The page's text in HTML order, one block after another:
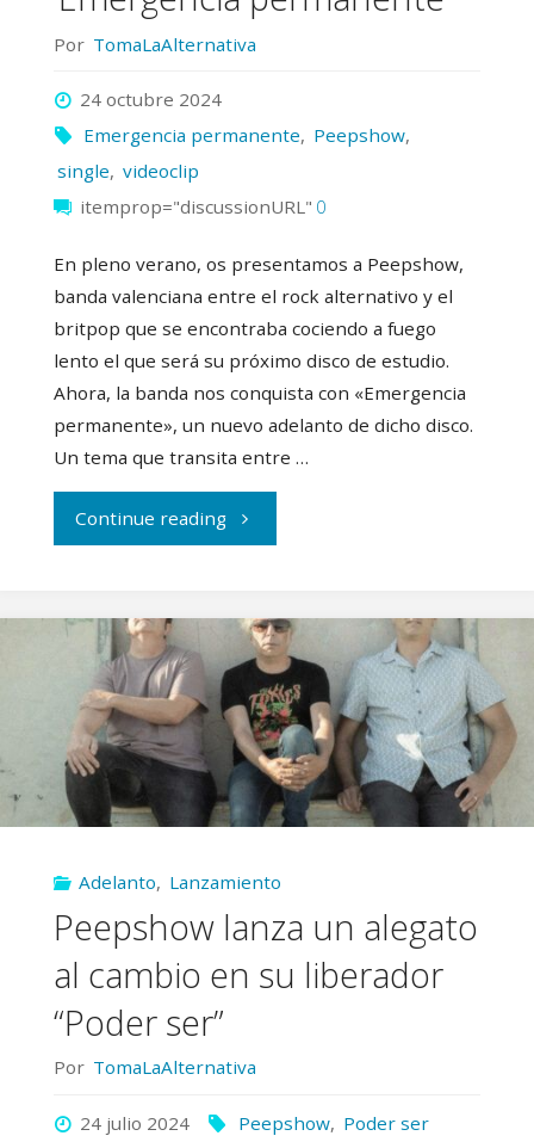
Por TomaLaAlternativa
24 octubre 2024
Emergencia permanente, Peepshow,
single, videoclip
itemprop="discussionURL" 0
En pleno verano, os presentamos a Peepshow,
banda valenciana entre el rock alternativo y el
britpop que se encontraba cociendo a fuego
lento el que será su próximo disco de estudio.
Ahora, la banda nos conquista con «Emergencia
permanente», un nuevo adelanto de dicho disco.
Un tema que transita entre …
Continue reading"Peepshow
‘Emergencia
permanente’"
Adelanto, Lanzamiento
Peepshow lanza un alegato
al cambio en su liberador
“Poder ser”
Por TomaLaAlternativa
24 julio 2024 Peepshow, Poder ser